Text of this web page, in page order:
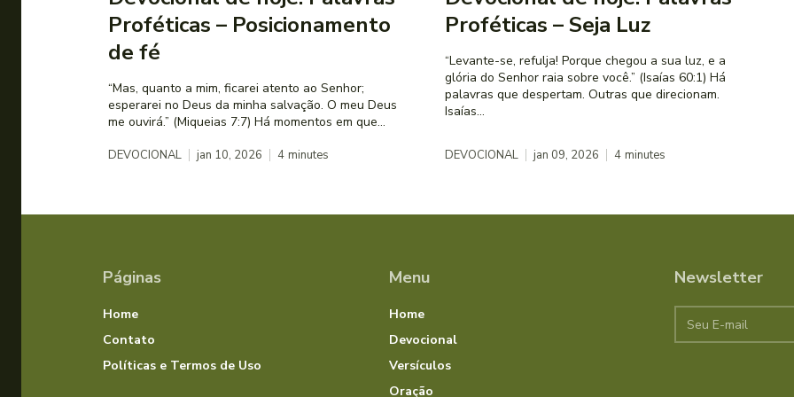
Proféticas – Posicionamento
de fé
“Mas, quanto a mim, ficarei atento ao Senhor;
esperarei no Deus da minha salvação. O meu Deus
me ouvirá.” (Miqueias 7:7) Há momentos em que...
DEVOCIONAL jan 10, 2026 4 minutes
Proféticas – Seja Luz
“Levante-se, refulja! Porque chegou a sua luz, e a
glória do Senhor raia sobre você.” (Isaías 60:1) Há
palavras que despertam. Outras que direcionam.
Isaías...
DEVOCIONAL jan 09, 2026 4 minutes
Páginas
Home
Contato
Políticas e Termos de Uso
Menu
Home
Devocional
Versículos
Oração
Newsletter